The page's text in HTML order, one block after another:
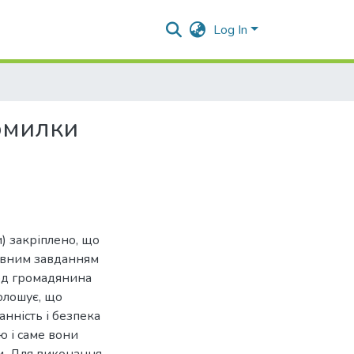
Log In
закріплено, що
завданням
громадянина
що
і безпека
і саме вони